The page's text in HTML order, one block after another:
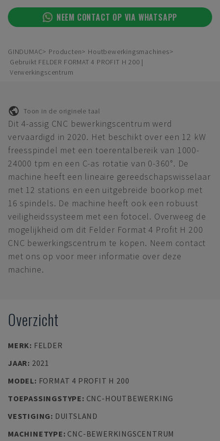
NEEM CONTACT OP VIA WHATSAPP
GINDUMAC Producten
Houtbewerkingsmachines
Gebruikt FELDER FORMAT 4 PROFIT H 200 |
Verwerkingscentrum
Toon in de originele taal
Dit 4-assig CNC bewerkingscentrum werd
vervaardigd in 2020. Het beschikt over een 12 kW
freesspindel met een toerentalbereik van 1000-
24000 tpm en een C-as rotatie van 0-360°. De
machine heeft een lineaire gereedschapswisselaar
met 12 stations en een uitgebreide boorkop met
16 spindels. De machine heeft ook een robuust
veiligheidssysteem met een fotocel. Overweeg de
mogelijkheid om dit Felder Format 4 Profit H 200
CNC bewerkingscentrum te kopen. Neem contact
met ons op voor meer informatie over deze
machine.
Overzicht
MERK: FELDER
JAAR: 2021
MODEL: FORMAT 4 PROFIT H 200
TOEPASSINGSTYPE: CNC-HOUTBEWERKING
VESTIGING: DUITSLAND
MACHINETYPE: CNC-BEWERKINGSCENTRUM